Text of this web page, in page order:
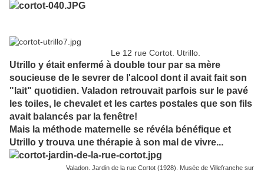
Le 12 rue Cortot. Utrillo.
Utrillo y était enfermé à double tour par sa mère
soucieuse de le sevrer de l'alcool dont il avait fait son
"lait" quotidien. Valadon retrouvait parfois sur le pavé
les toiles, le chevalet et les cartes postales que son fils
avait balancés par la fenêtre!
Mais la méthode maternelle se révéla bénéfique et
Utrillo y trouva une thérapie à son mal de vivre...
Valadon. Jardin de la rue Cortot (1928). Musée de Villefranche sur